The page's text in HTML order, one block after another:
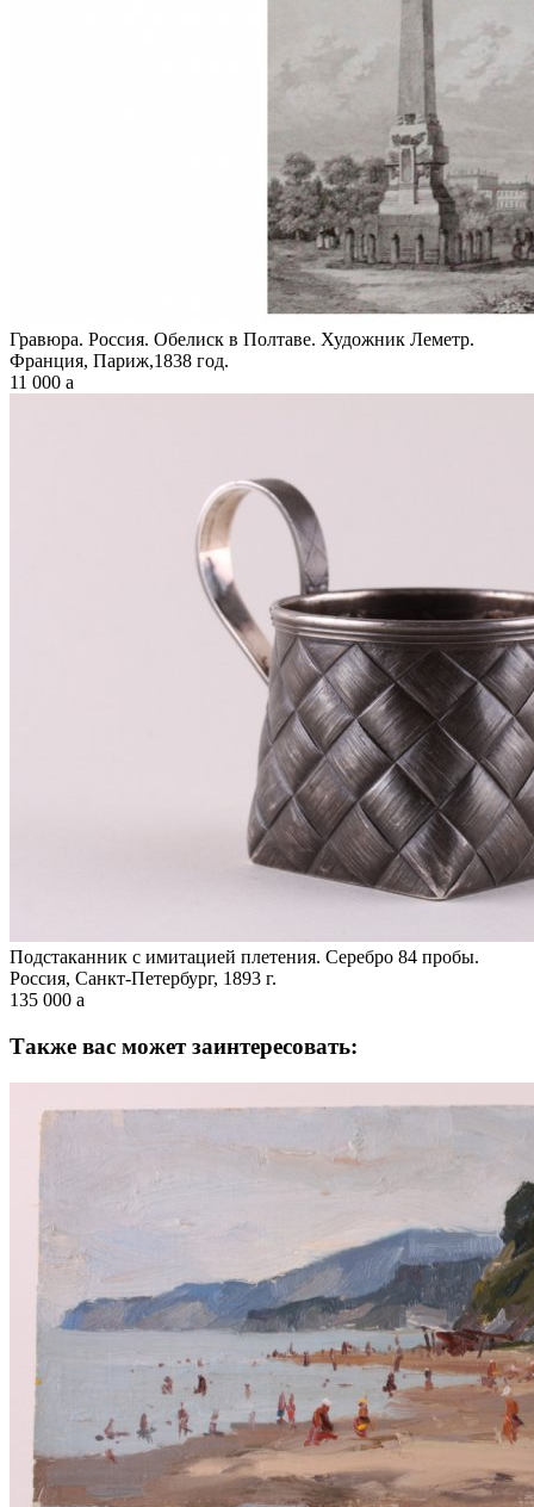
Гравюра. Россия. Обелиск в Полтаве. Художник Леметр.
Франция, Париж,1838 год.
11 000 a
Подстаканник с имитацией плетения. Серебро 84 пробы.
Россия, Санкт-Петербург, 1893 г.
135 000 a
Также вас может заинтересовать: